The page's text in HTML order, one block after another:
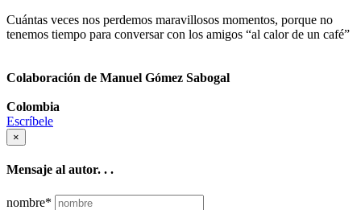
Cuántas veces nos perdemos maravillosos momentos, porque no
tenemos tiempo para conversar con los amigos “al calor de un café”
Colaboración de Manuel Gómez Sabogal
Colombia
Escríbele
×
Mensaje al autor. . .
nombre*